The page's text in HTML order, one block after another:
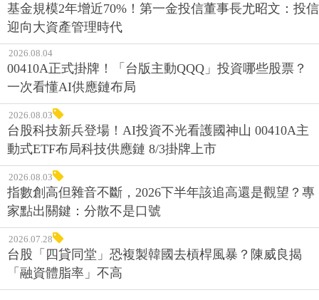
基金規模2年增近70%！第一金投信董事長尤昭文：投信
迎向大資產管理時代
2026.08.04
00410A正式掛牌！「台版主動QQQ」投資哪些股票？
一次看懂AI供應鏈布局
2026.08.03
台股科技新兵登場！AI投資不光看護國神山 00410A主
動式ETF布局科技供應鏈 8/3掛牌上市
2026.08.03
指數創高但雜音不斷，2026下半年該追高還是觀望？專
家點出關鍵：分散不是口號
2026.07.28
台股「四貸同堂」恐複製韓國去槓桿風暴？陳威良揭
「融資體脂率」不高